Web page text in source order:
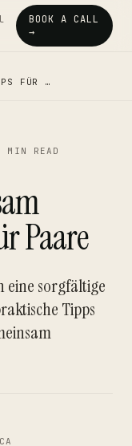
BOOK A CALL
→
FÜR …
MIN READ
Paare
eine sorgfältige
Tipps